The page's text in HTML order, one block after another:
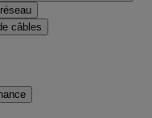
câbles